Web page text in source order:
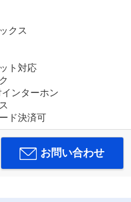
クス
ト対応
ンターホン
ド決済可
お問い合わせ